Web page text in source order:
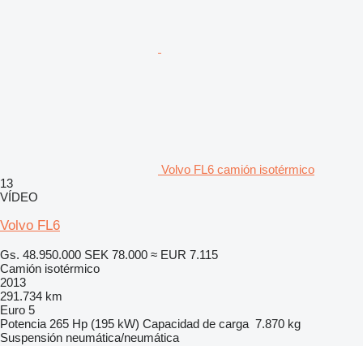
Volvo FL6 camión isotérmico
13
VÍDEO
Volvo FL6
Gs. 48.950.000 SEK 78.000 ≈ EUR 7.115
Camión isotérmico
2013
291.734 km
Euro 5
Potencia 265 Hp (195 kW) Capacidad de carga 7.870 kg
Suspensión neumática/neumática